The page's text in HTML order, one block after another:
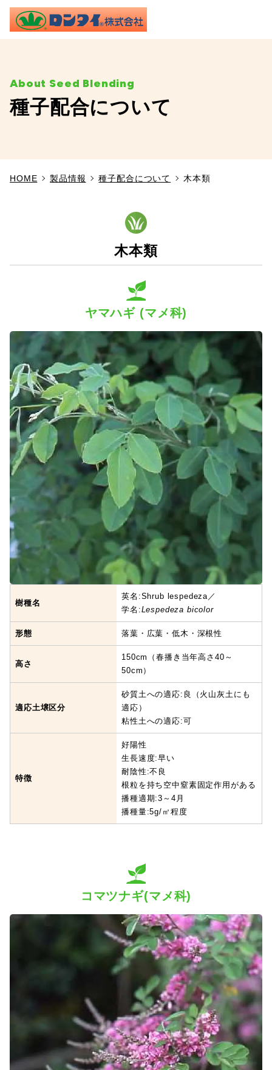
TOP
施工実績
お知らせ
採用情報
プライバシーポリシー
お問い合わせ
種子配合について
HOME 製品情報 種子配合について 木本類
木本類
ヤマハギ (マメ科)
樹種名
英名:Shrub lespedeza／
学名:Lespedeza bicolor
形態 落葉・広葉・低木・深根性
高さ
150cm（春播き当年高さ40～
50cm）
適応土壌区分
砂質土への適応:良（火山灰土にも
適応）
粘性土への適応:可
特徴
好陽性
生長速度:早い
耐陰性:不良
根粒を持ち空中窒素固定作用がある
播種適期:3～4月
播種量:5g/㎡程度
コマツナギ(マメ科)